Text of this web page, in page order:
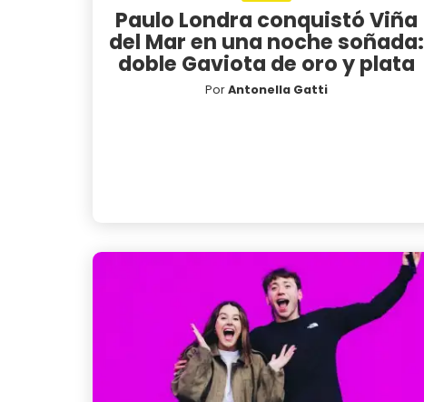
Paulo Londra conquistó Viña
del Mar en una noche soñada:
doble Gaviota de oro y plata
PorAntonella Gatti